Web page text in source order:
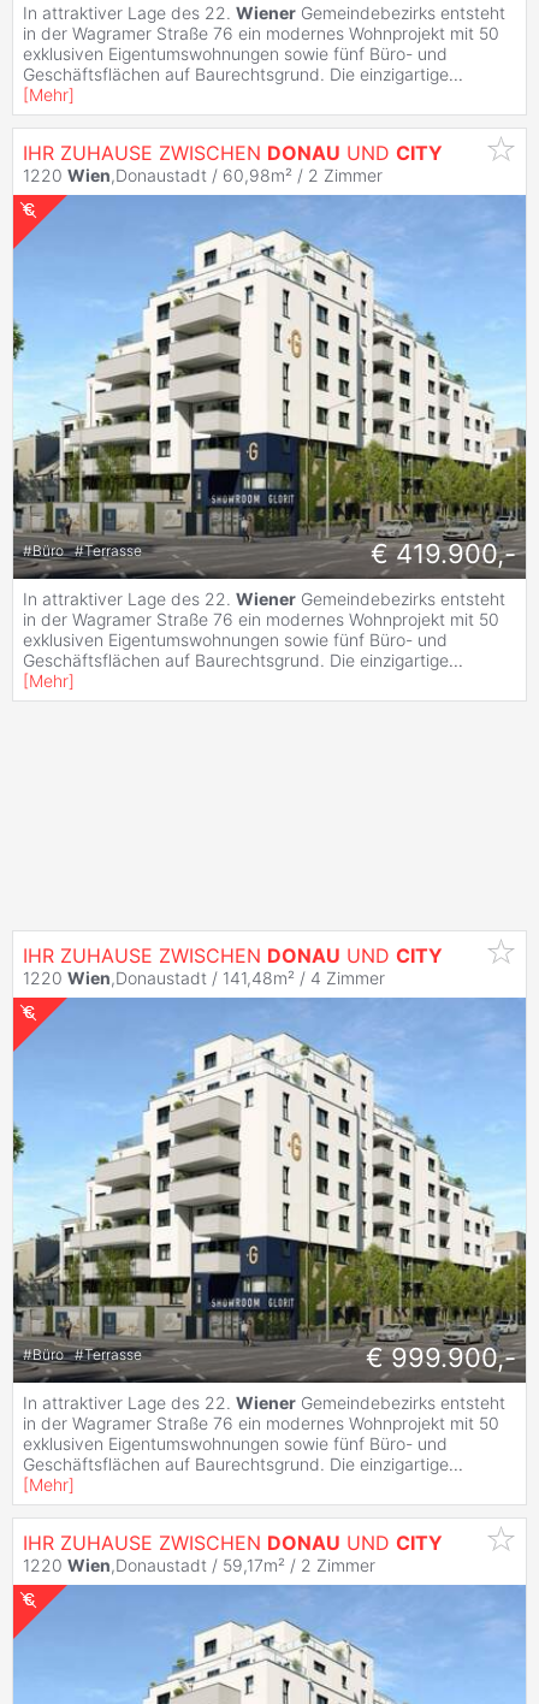
In attraktiver Lage des 22. Wiener Gemeindebezirks entsteht
in der Wagramer Straße 76 ein modernes Wohnprojekt mit 50
exklusiven Eigentumswohnungen sowie fünf Büro- und
Geschäftsflächen auf Baurechtsgrund. Die einzigartige...
[Mehr]
IHR ZUHAUSE ZWISCHEN DONAU UND CITY
1220 Wien,Donaustadt / 60,98m² / 2 Zimmer
#Büro #Terrasse € 419.900,-
In attraktiver Lage des 22. Wiener Gemeindebezirks entsteht
in der Wagramer Straße 76 ein modernes Wohnprojekt mit 50
exklusiven Eigentumswohnungen sowie fünf Büro- und
Geschäftsflächen auf Baurechtsgrund. Die einzigartige...
[Mehr]
IHR ZUHAUSE ZWISCHEN DONAU UND CITY
1220 Wien,Donaustadt / 141,48m² / 4 Zimmer
#Büro #Terrasse € 999.900,-
In attraktiver Lage des 22. Wiener Gemeindebezirks entsteht
in der Wagramer Straße 76 ein modernes Wohnprojekt mit 50
exklusiven Eigentumswohnungen sowie fünf Büro- und
Geschäftsflächen auf Baurechtsgrund. Die einzigartige...
[Mehr]
IHR ZUHAUSE ZWISCHEN DONAU UND CITY
1220 Wien,Donaustadt / 59,17m² / 2 Zimmer